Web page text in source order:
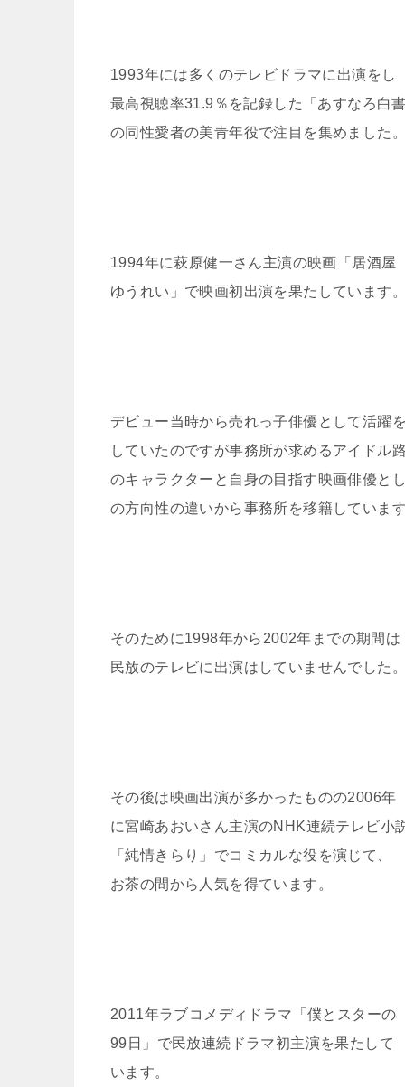
1993年には多くのテレビドラマに出演をし
最高視聴率31.9％を記録した「あすなろ白書
の同性愛者の美青年役で注目を集めました。
1994年に萩原健一さん主演の映画「居酒屋
ゆうれい」で映画初出演を果たしています。
デビュー当時から売れっ子俳優として活躍を
していたのですが事務所が求めるアイドル
のキャラクターと自身の目指す映画俳優と
の方向性の違いから事務所を移籍しています
そのために1998年から2002年までの期間は
民放のテレビに出演はしていませんでした。
その後は映画出演が多かったものの2006年
に宮崎あおいさん主演のNHK連続テレビ小
「純情きらり」でコミカルな役を演じて、
お茶の間から人気を得ています。
2011年ラブコメディドラマ「僕とスターの
99日」で民放連続ドラマ初主演を果たして
います。